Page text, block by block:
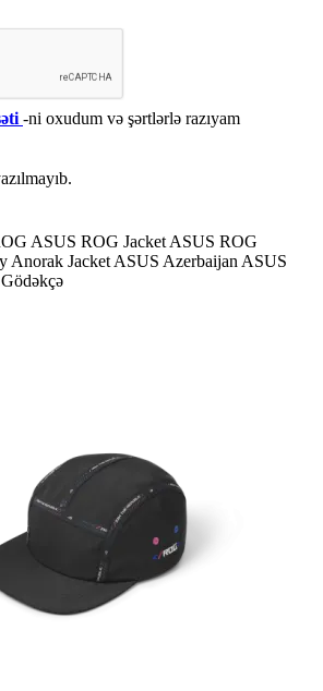
-ni oxudum və şərtlərlə razıyam
ASUS ROG Jacket ASUS ROG
Anorak Jacket ASUS Azerbaijan ASUS